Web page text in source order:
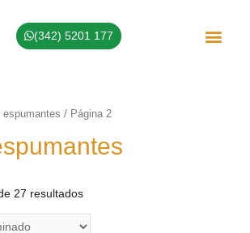
(342) 5201 177
/ Página 2
27 resultados